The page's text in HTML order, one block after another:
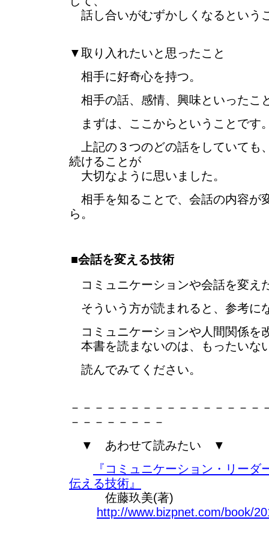
話し合いがむずかしくなるという
▼取り入れたいと思ったこと
相手に好奇心を持つ。
相手の話、感情、興味といったこ
まずは、ここからということです
上記の３つのどの話をしていても
続けることが
大切なように思いました。
相手を知ることで、会話の内容が
ら。
■会話を変える技術
コミュニケーションや会話を変え
そういう方が読まれると、参考に
コミュニケーションや人間関係を
本書を読まないのは、もったいな
読んでみてください。
－－－－－－－－－－－－－－－－
－－－－－－－－
▼ あわせて読みたい ▼
『コミュニケーション・リー
伝える技術』
佐藤玖美(著)
http://www.bizpnet.com/book/